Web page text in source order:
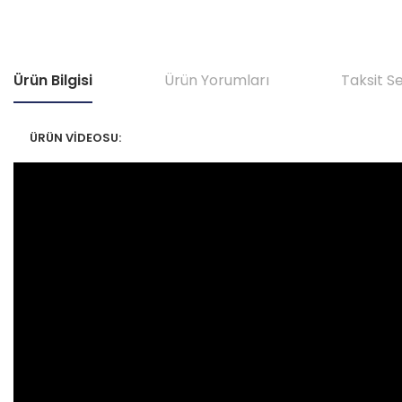
Ürün Bilgisi Ürün Yorumları Taksit
ÜRÜN VİDEOSU: